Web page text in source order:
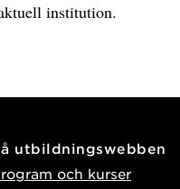
institution.
utbildningswebben
och kurser